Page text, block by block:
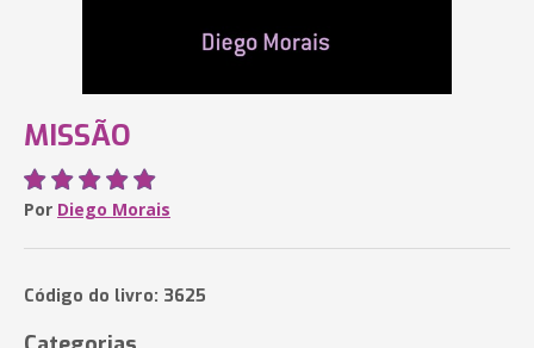
MISSÃO
Por Diego Morais
Código do livro: 3625